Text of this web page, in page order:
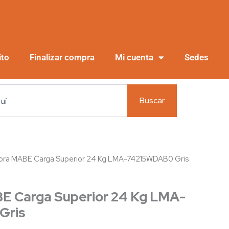
Finalizar compra Mi cuenta Sedes
Buscar
MABE Carga Superior 24 Kg LMA-74215WDAB0 Gris
Carga Superior 24 Kg LMA-